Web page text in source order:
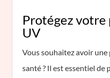
Protégez votre
UV
Vous souhaitez avoir
santé ? Il est essentiel de